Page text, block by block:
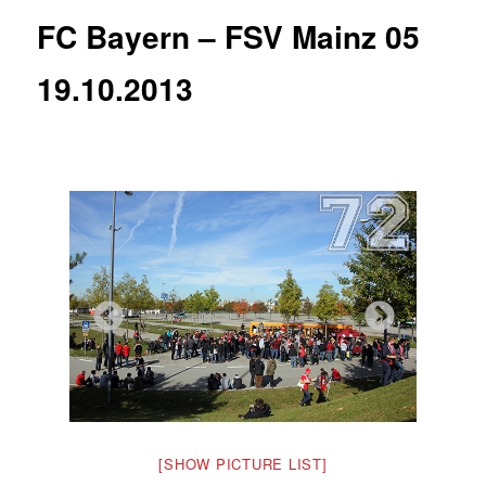
FC Bayern – FSV Mainz 05
19.10.2013
[SHOW PICTURE LIST]